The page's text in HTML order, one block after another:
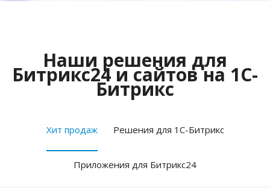
Наши решения для
Битрикс24 и сайтов на 1С-
Битрикс
Хит продаж Решения для 1С-Битрикс
Приложения для Битрикс24